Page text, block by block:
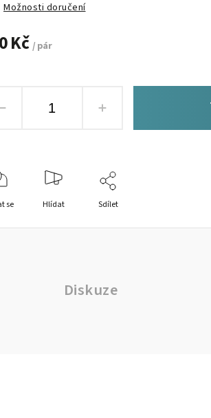
Kč/ pár
Možnosti doručení
se Hlídat Sdílet
Diskuze